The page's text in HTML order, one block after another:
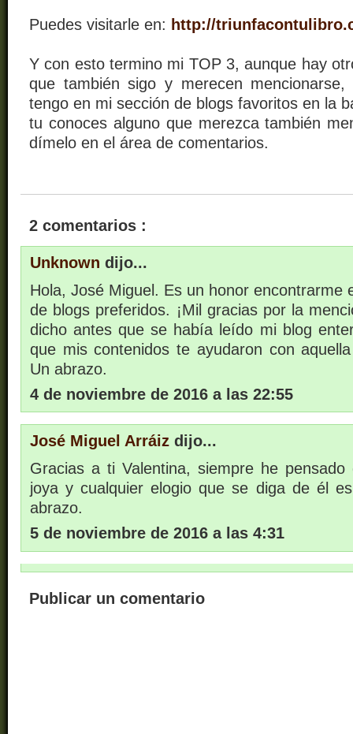
Puedes visitarle en: http://
Y con esto termino mi TOP 3, aunque hay
que también sigo y merecen mencionarse,
tengo en mi sección de blogs favoritos en la
tu conoces alguno que merezca también
dímelo en el área de comentarios.
2 comentarios :
Unknown dijo...
Hola, José Miguel. Es un honor encontrarme
de blogs preferidos. ¡Mil gracias por la
dicho antes que se había leído mi blog
que mis contenidos te ayudaron con
Un abrazo.
4 de noviembre de 2016 a las 22:55
José Miguel Arráiz dijo...
Gracias a ti Valentina, siempre he
joya y cualquier elogio que se diga de él
abrazo.
5 de noviembre de 2016 a las 4:31
Publicar un comentario